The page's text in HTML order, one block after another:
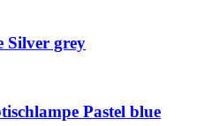
Silver grey
Pastel blue